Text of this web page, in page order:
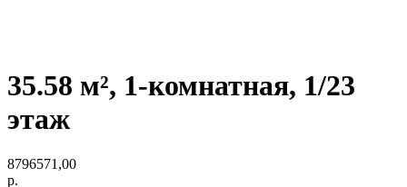
35.58 м², 1-комнатная, 1/23
этаж
8796571,00
р.